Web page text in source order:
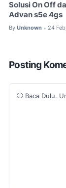
Solusi On Off
Advan s5e 4gs
By Unknown • 24
Posting
Baca Dulu.